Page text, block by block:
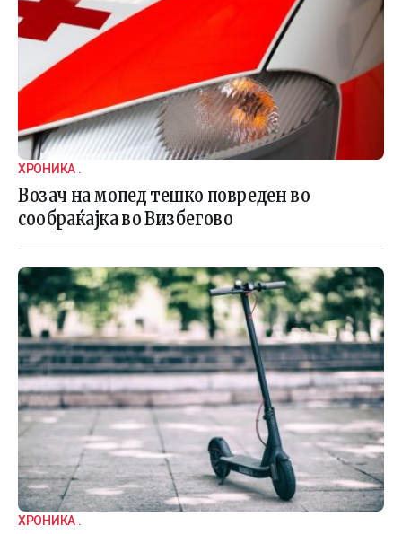
ХРОНИКА .
Возач на мопед тешко повреден во
сообраќајка во Визбегово
ХРОНИКА .